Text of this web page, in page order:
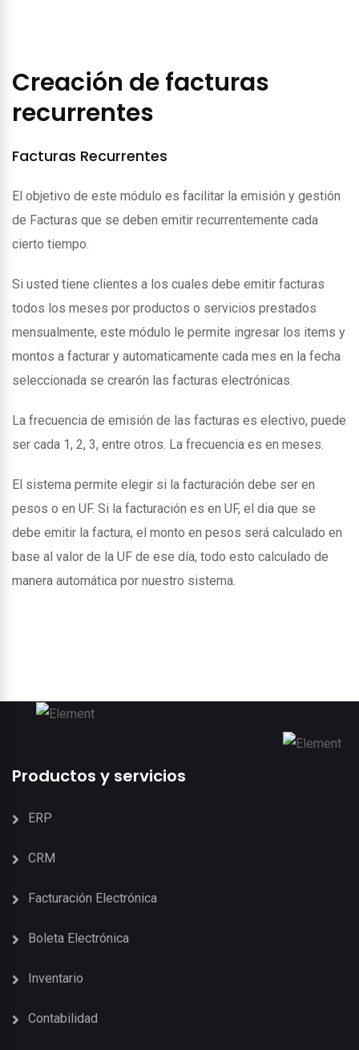
Creación de facturas
recurrentes
Facturas Recurrentes
El objetivo de este módulo es facilitar la emisión y gestión
de Facturas que se deben emitir recurrentemente cada
cierto tiempo.
Si usted tiene clientes a los cuales debe emitir facturas
todos los meses por productos o servicios prestados
mensualmente, este módulo le permite ingresar los items y
montos a facturar y automaticamente cada mes en la fecha
seleccionada se crearón las facturas electrónicas.
La frecuencia de emisión de las facturas es electivo, puede
ser cada 1, 2, 3, entre otros. La frecuencia es en meses.
El sistema permite elegir si la facturación debe ser en
pesos o en UF. Si la facturación es en UF, el dia que se
debe emitir la factura, el monto en pesos será calculado en
base al valor de la UF de ese día, todo esto calculado de
manera automática por nuestro sistema.
Productos y servicios
ERP
CRM
Facturación Electrónica
Boleta Electrónica
Inventario
Contabilidad